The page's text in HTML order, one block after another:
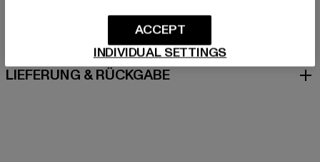
GRÖSSE & PASSFORM
PFLEGEHINWEISE
LIEFERUNG & RÜCKGABE
INDIVIDUAL SETTINGS
ACCEPT